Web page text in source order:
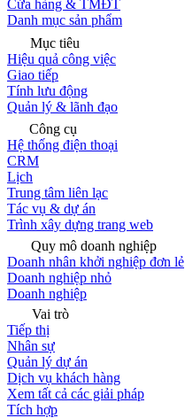
Cửa hàng & TMĐT
Danh mục sản phẩm
Mục tiêu
Hiệu quả công việc
Giao tiếp
Tính lưu động
Quản lý & lãnh đạo
Công cụ
Hệ thống điện thoại
CRM
Lịch
Trung tâm liên lạc
Tác vụ & dự án
Trình xây dựng trang web
Quy mô doanh nghiệp
Doanh nhân khởi nghiệp đơn lẻ
Doanh nghiệp nhỏ
Doanh nghiệp
Vai trò
Tiếp thị
Nhân sự
Quản lý dự án
Dịch vụ khách hàng
Xem tất cả các giải pháp
Tích hợp